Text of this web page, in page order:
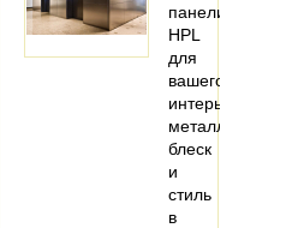
панели
HPL
для
вашего
интерьера:
металлический
блеск
и
стиль
в